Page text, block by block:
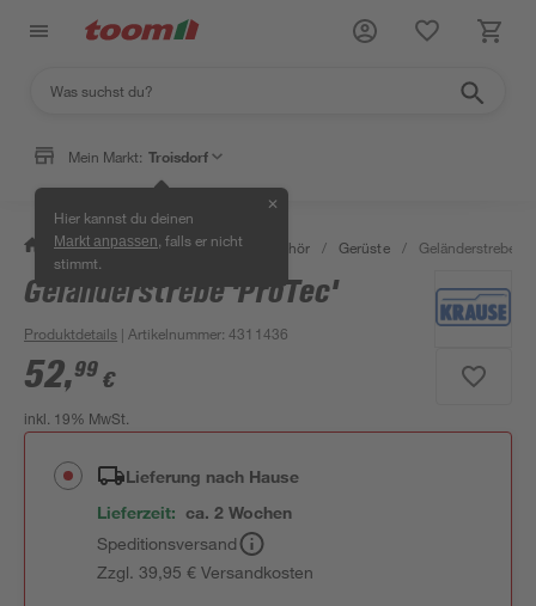
Mein Markt: Troisdorf
Hier kannst du deinen
Markt anpassen , falls er nicht
stimmt.
✕
/ Bauen & Renovieren / Bauzubehör / Gerüste / Geländerstrebe
Geländerstrebe 'ProTec'
Produktdetails | Artikelnummer:4311436
52,99 €
inkl. 19% MwSt.
Lieferung nach Hause
Lieferzeit: ca. 2 Wochen
Speditionsversand
Zzgl. 39,95 € Versandkosten